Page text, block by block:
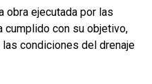
obra ejecutada por las
cumplido con su objetivo,
condiciones del drenaje